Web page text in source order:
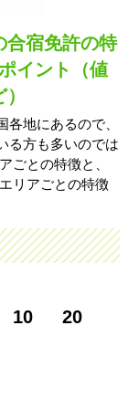
合宿免許の特
イント（値
地にあるので、
る方も多いのでは
ごとの特徴と、
リアごとの特徴
10
20